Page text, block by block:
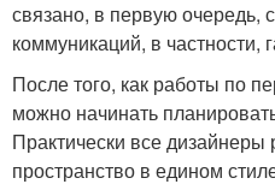
связано, в первую очередь,
коммуникаций, в частности,
После того, как работы по
можно начинать
Практически все
пространство в едином